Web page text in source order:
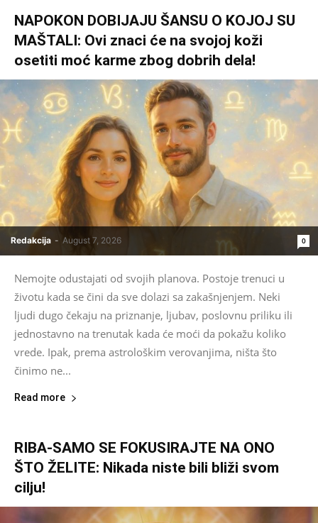
NAPOKON DOBIJAJU ŠANSU O KOJOJ SU
MAŠTALI: Ovi znaci će na svojoj koži
osetiti moć karme zbog dobrih dela!
Redakcija - August 7, 2026 0
Nemojte odustajati od svojih planova. Postoje trenuci u
životu kada se čini da sve dolazi sa zakašnjenjem. Neki
ljudi dugo čekaju na priznanje, ljubav, poslovnu priliku ili
jednostavno na trenutak kada će moći da pokažu koliko
vrede. Ipak, prema astrološkim verovanjima, ništa što
činimo ne...
Read more
RIBA-SAMO SE FOKUSIRAJTE NA ONO
ŠTO ŽELITE: Nikada niste bili bliži svom
cilju!